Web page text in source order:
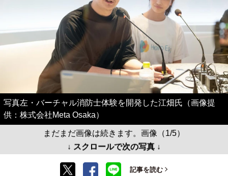
写真左・バーチャル消防士体験を開発した江畑氏（画像提
供：株式会社Meta Osaka）
まだまだ画像は続きます。画像（1/5）
↓ スクロールで次の写真 ↓
記事を読む